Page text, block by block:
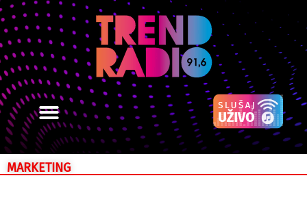
MARKETING